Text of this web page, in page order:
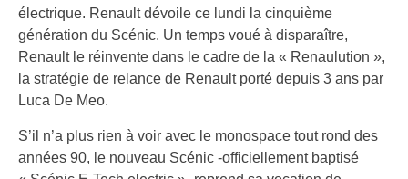
électrique. Renault dévoile ce lundi la cinquième
génération du Scénic. Un temps voué à disparaître,
Renault le réinvente dans le cadre de la « Renaulution »,
la stratégie de relance de Renault porté depuis 3 ans par
Luca De Meo.
S’il n’a plus rien à voir avec le monospace tout rond des
années 90, le nouveau Scénic -officiellement baptisé